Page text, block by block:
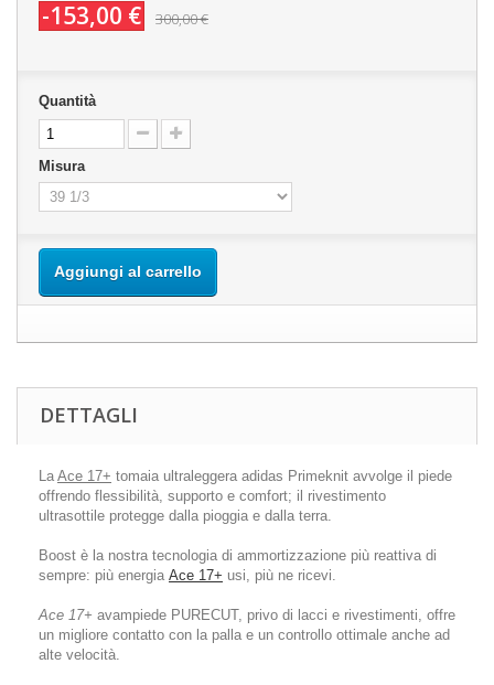
-153,00 € 300,00 €
Quantità
Misura
Aggiungi al carrello
DETTAGLI
La Ace 17+ tomaia ultraleggera adidas Primeknit avvolge il piede
offrendo flessibilità, supporto e comfort; il rivestimento
ultrasottile protegge dalla pioggia e dalla terra.
Boost è la nostra tecnologia di ammortizzazione più reattiva di
sempre: più energia Ace 17+ usi, più ne ricevi.
Ace 17+ avampiede PURECUT, privo di lacci e rivestimenti, offre
un migliore contatto con la palla e un controllo ottimale anche ad
alte velocità.